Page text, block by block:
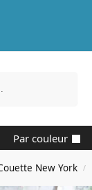
Par couleur
New York /